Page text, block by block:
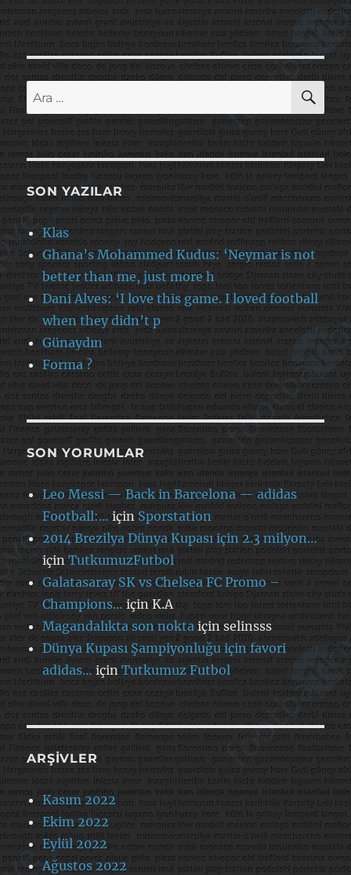
Ara:
SON YAZILAR
Klas
Ghana’s Mohammed Kudus: ‘Neymar is not
better than me, just more h
Dani Alves: ‘I love this game. I loved football
when they didn’t p
Günaydın
Forma ?
SON YORUMLAR
Leo Messi — Back in Barcelona — adidas
Football:…için Sporstation
2014 Brezilya Dünya Kupası için 2.3 milyon…
içinTutkumuzFutbol
Galatasaray SK vs Chelsea FC Promo –
Champions…içinK.A
Magandalıkta son nokta içinselinsss
Dünya Kupası Şampiyonluğu için favori
adidas…içinTutkumuz Futbol
ARŞIVLER
Kasım 2022
Ekim 2022
Eylül 2022
Ağustos 2022